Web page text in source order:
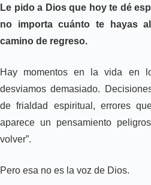
Le pido a Dios que hoy te dé
no importa cuánto te hayas
camino de regreso.
Hay momentos en la vida en
desviamos demasiado.
de frialdad espiritual, errores
aparece un pensamiento
volver”.
Pero esa no es la voz de Dios.